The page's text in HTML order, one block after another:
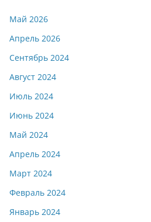
Май 2026
Апрель 2026
Сентябрь 2024
Август 2024
Июль 2024
Июнь 2024
Май 2024
Апрель 2024
Март 2024
Февраль 2024
Январь 2024